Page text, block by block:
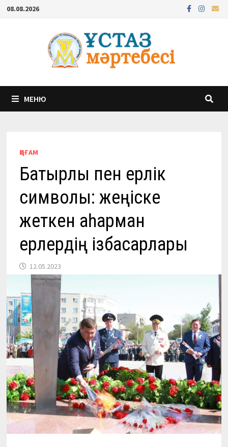
Перейти
содержимому
08.08.2026
МЕНЮ
ҚОҒАМ
Батырлық пен ерлік
символы: жеңіске
жеткен қаһарман
ерлердің ізбасарлары
12.05.2023